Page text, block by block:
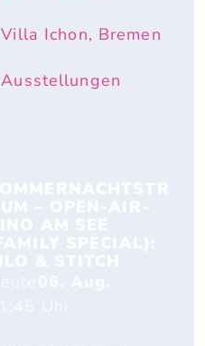
Villa Ichon, Bremen
Ausstellungen